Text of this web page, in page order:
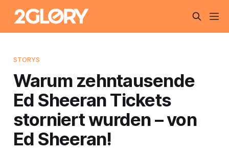
STORYS
Warum zehntausende
Ed Sheeran Tickets
storniert wurden – von
Ed Sheeran!